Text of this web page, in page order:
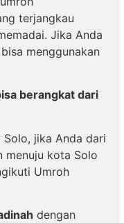
terjangkau
Jika Anda
menggunakan
berangkat dari
jika Anda dari
menuju kota Solo
Umroh
dengan